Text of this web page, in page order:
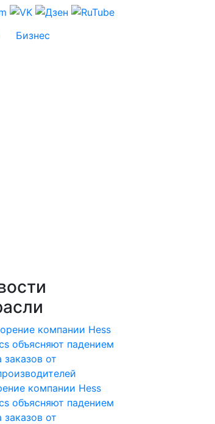
Бизнес
компании Hess
объясняют падением
заказов от